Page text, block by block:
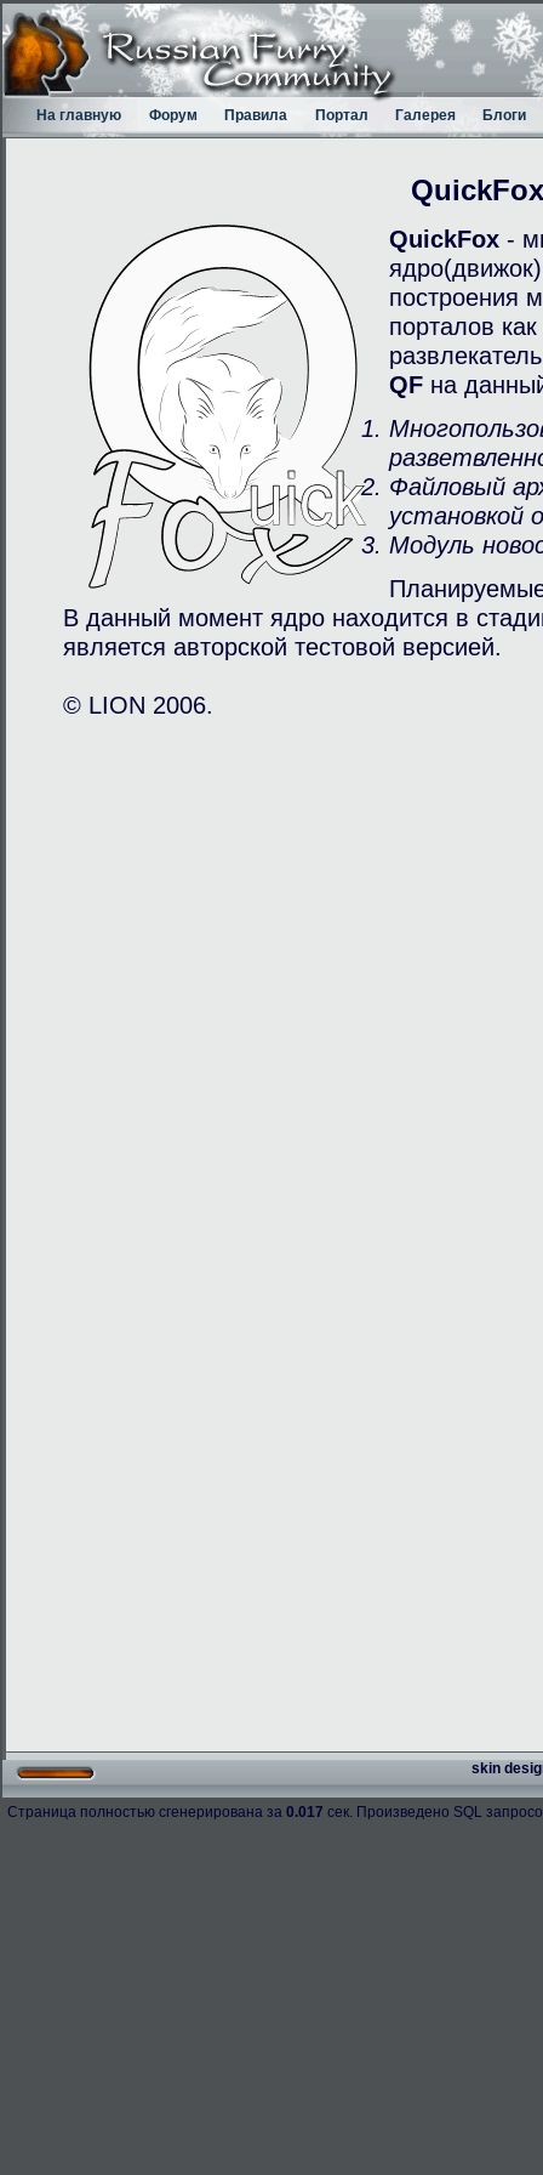
На главную Форум Правила Портал Галерея Блоги
QuickFox
QuickFox -
построения
порталов
QF на
Файловый
установкой
Модуль
В данный момент ядро находится в
является авторcкой тестовой версией.
© LION 2006.
skin
Страница полностью сгенерирована за 0.017 сек. Произведено SQL